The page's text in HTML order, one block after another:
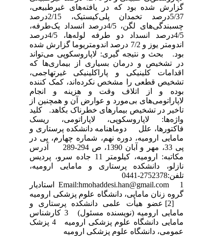
گزارش شده بود که در یافته‌های غیرطبیعی،
5/37درصد تخمدان پلی‌کیستیک، 2/15درصد
چسبندگی‌های لگن، 4/5درصد انسداد یک‌طرفه،
4/5درصد انسداد دو طرفه لوله‌ها، 4/5درصد
اندومتر یوز و 7/2 درصد اندومتریوما گزارش شده
بود. بحث و نتیجه گیری: لاپاروسکوپی می‌تواند
در تشخیص و درمان بسیاری از بیماری‌ها که
اقدامات کلینیکی و پاراکلینیکی غیرتهاجمی،
تشخیص قطعی را مشخص نکرده‌اند، کمک کننده
بوده و از اتلاف وقت و هزینه و انجام
لاپاراتومی‌های بی‌مورد و عوارض آن و همچنین از
تاخیر در تشخیص بیمارهای خطرناک بکاهد. کلید
واژه‌ها: لاپاروسکوپی، لاپاراتومی، ریسک
فاکتورها، علل دوماهنامه دانشکده پرستاری و
مامایی ارومیه، دوره نهم، شماره چهارم، پی در
پی 33، مهر و آبان 1390، ص 294-289 آدرس
مکاتبه: ارومیه، کیلومتر 11 جاده سرو، پردیس
نازلو، دانشکده پرستاری و مامایی ارومیه،
تلفن:2752378-0441
Email:hmohaddesi.han@gmail.com 1 استادیار
گروه زنان مامایی، دانشگاه علوم پزشکی ارومیه
[2] عضو هیأت علمی دانشکده پرستاری و
مامایی ارومیه (نویسنده مسئول) 3 کارشناس
مامایی دانشگاه علوم پزشکی ارومیه 4 پزشک
عمومی، دانشگاه علوم پزشکی ارومیه